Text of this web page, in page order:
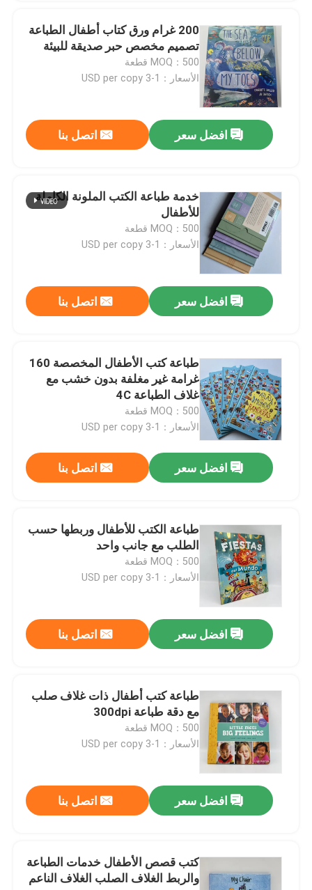
منتجات
أشرطة فيديو
معلومات عنا
اتصل بنا
أخبار
اطلب اقتباس
طباعة كتاب طاولة القهوة
طباعة بطاقات التارو
طباعة الكتب
خدمات طباعة الكتب المدرسية
طباعة كتاب فني غلاف فني
طباعة المجلات حسب الطلب
200 غرام ورق كتاب أطفال الطباعة
تصميم مخصص حبر صديقة للبيئة
MOQ：500 قطعة
الأسعار：1-3 USD per copy
افضل سعر اتصل بنا
خدمة طباعة الكتب الملونة الكاملة
للأطفال
MOQ：500 قطعة
الأسعار：1-3 USD per copy
افضل سعر اتصل بنا
طباعة كتب الأطفال المخصصة 160
غرامة غير مغلفة بدون خشب مع
غلاف الطباعة 4C
MOQ：500 قطعة
الأسعار：1-3 USD per copy
افضل سعر اتصل بنا
طباعة الكتب للأطفال وربطها حسب
الطلب مع جانب واحد
MOQ：500 قطعة
الأسعار：1-3 USD per copy
افضل سعر اتصل بنا
طباعة كتب أطفال ذات غلاف صلب
مع دقة طباعة 300dpi
MOQ：500 قطعة
الأسعار：1-3 USD per copy
افضل سعر اتصل بنا
كتب قصص الأطفال خدمات الطباعة
والربط الغلاف الصلب الغلاف الناعم